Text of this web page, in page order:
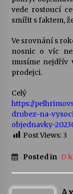
vede rostoucí
smířit s faktem,
Ve srovnání s
nosnic o víc
musíme nejdřív
prodejci.
Celý
https://
drubez-na-
objednavky-
Post Views:3
Posted in O